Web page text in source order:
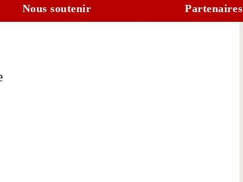
Nous soutenir Partenaires